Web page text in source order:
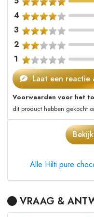
4
3
2
1
Laat een reactie
Voorwaarden voor het
dit product hebben gekocht
Alle Hilti pure
VRAAG &